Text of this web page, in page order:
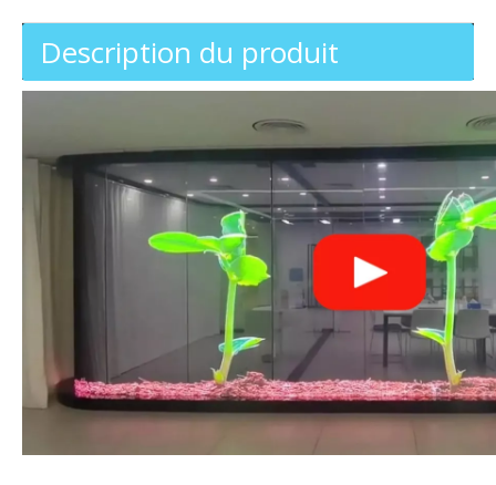
Description du produit